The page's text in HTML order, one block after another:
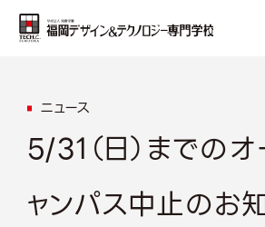
ニュース
5/31（日）までの
ャンパス中止のお